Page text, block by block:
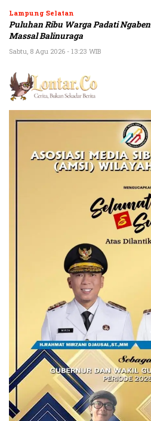
Lampung Selatan
Puluhan Ribu Warga Padati Ngaben
Massal Balinuraga
Sabtu, 8 Agu 2026 - 13:23 WIB